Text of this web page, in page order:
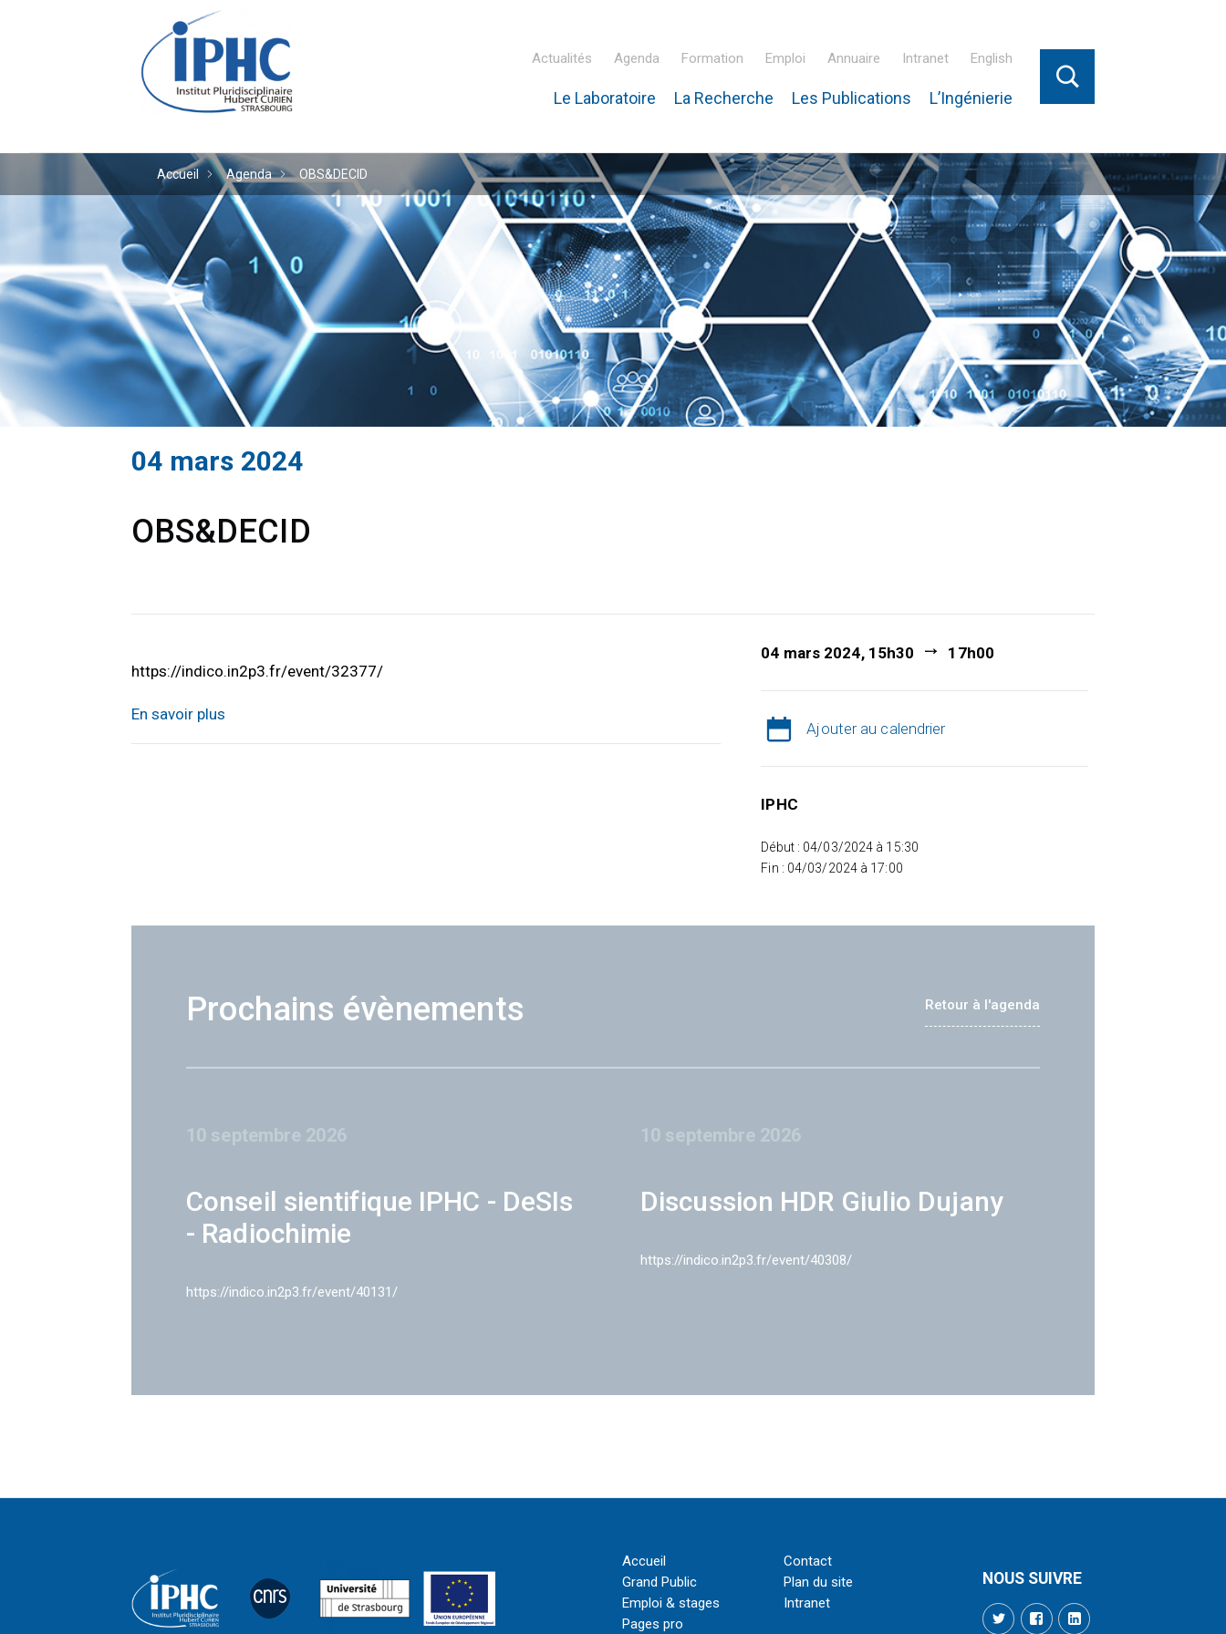
Institut pluridisciplinaire Hubert Curien – IPHC
Actualités Agenda Formation Emploi Annuaire Intranet English
Le Laboratoire La Recherche Les Publications L’Ingénierie
Accueil Agenda OBS&DECID
04 mars 2024
OBS&DECID
https://indico.in2p3.fr/event/32377/
En savoir plus
04 mars 2024, 15h30 17h00
Ajouter au calendrier
IPHC
Début : 04/03/2024 à 15:30
Fin : 04/03/2024 à 17:00
Prochains évènements Retour à l'agenda
10 septembre 2026
Conseil sientifique IPHC - DeSIs
- Radiochimie
https://indico.in2p3.fr/event/40131/
10 septembre 2026
Discussion HDR Giulio Dujany
https://indico.in2p3.fr/event/40308/
Accueil
Grand Public
Emploi & stages
Pages pro
Contact
Plan du site
Intranet
NOUS SUIVRE
TwitterFacebookLinkedIn